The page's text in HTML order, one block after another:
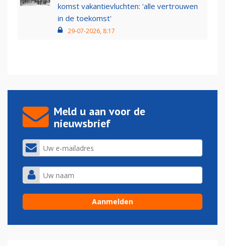
komst vakantievluchten: 'alle vertrouwen
in de toekomst'
29-07-2026, 8:17
Meld u aan voor de
nieuwsbrief